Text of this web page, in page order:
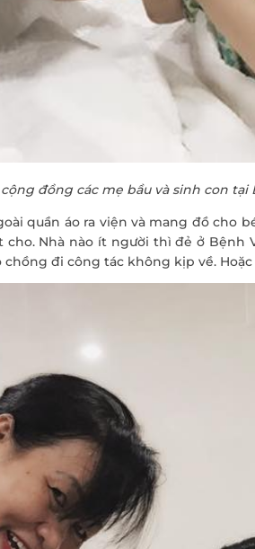
ĐĂNG KÝ KHÁM
đồng các mẹ bầu và sinh con
quần áo ra viện và mang đồ cho
Nhà nào ít người thì đẻ ở Bệnh
đi công tác không kịp về.